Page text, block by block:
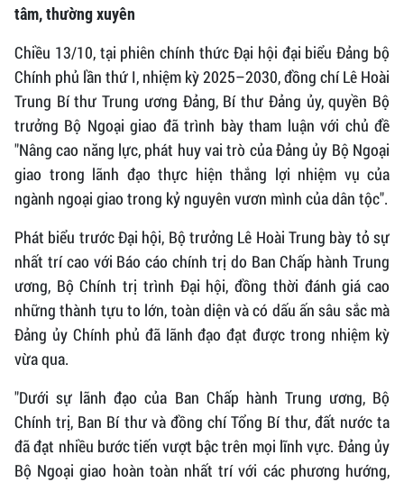
tâm, thường xuyên
Chiều 13/10, tại phiên chính thức Đại hội đại biểu Đảng bộ
Chính phủ lần thứ I, nhiệm kỳ 2025–2030, đồng chí Lê Hoài
Trung Bí thư Trung ương Đảng, Bí thư Đảng ủy, quyền Bộ
trưởng Bộ Ngoại giao đã trình bày tham luận với chủ đề
"Nâng cao năng lực, phát huy vai trò của Đảng ủy Bộ Ngoại
giao trong lãnh đạo thực hiện thắng lợi nhiệm vụ của
ngành ngoại giao trong kỷ nguyên vươn mình của dân tộc".
Phát biểu trước Đại hội, Bộ trưởng Lê Hoài Trung bày tỏ sự
nhất trí cao với Báo cáo chính trị do Ban Chấp hành Trung
ương, Bộ Chính trị trình Đại hội, đồng thời đánh giá cao
những thành tựu to lớn, toàn diện và có dấu ấn sâu sắc mà
Đảng ủy Chính phủ đã lãnh đạo đạt được trong nhiệm kỳ
vừa qua.
"Dưới sự lãnh đạo của Ban Chấp hành Trung ương, Bộ
Chính trị, Ban Bí thư và đồng chí Tổng Bí thư, đất nước ta
đã đạt nhiều bước tiến vượt bậc trên mọi lĩnh vực. Đảng ủy
Bộ Ngoại giao hoàn toàn nhất trí với các phương hướng,